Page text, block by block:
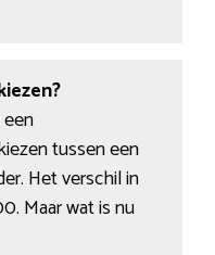
tussen een
Het verschil in
Maar wat is nu